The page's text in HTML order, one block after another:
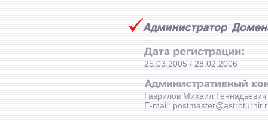
25.03.2005 / 28.02.2006
Гаврилов Михаил Геннадьевич
E-mail: